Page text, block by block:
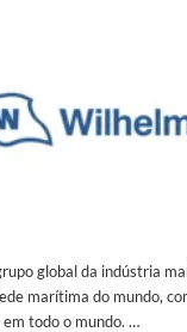
global da indústria
marítima do mundo,
todo o mundo. …